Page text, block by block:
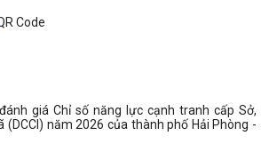
giá Chỉ số năng lực cạnh tranh cấp Sở,
(DCCI) năm 2026 của thành phố Hải Phòng -